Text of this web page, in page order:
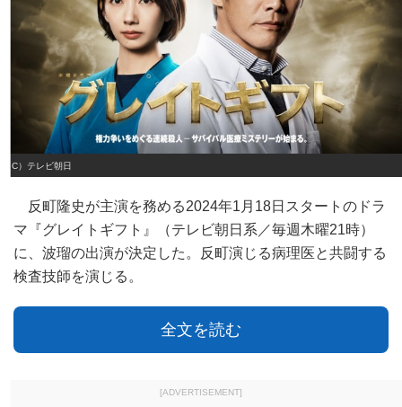
（C）テレビ朝日
反町隆史が主演を務める2024年1月18日スタートのドラ
マ『グレイトギフト』（テレビ朝日系／毎週木曜21時）
に、波瑠の出演が決定した。反町演じる病理医と共闘する
検査技師を演じる。
全文を読む
[ADVERTISEMENT]